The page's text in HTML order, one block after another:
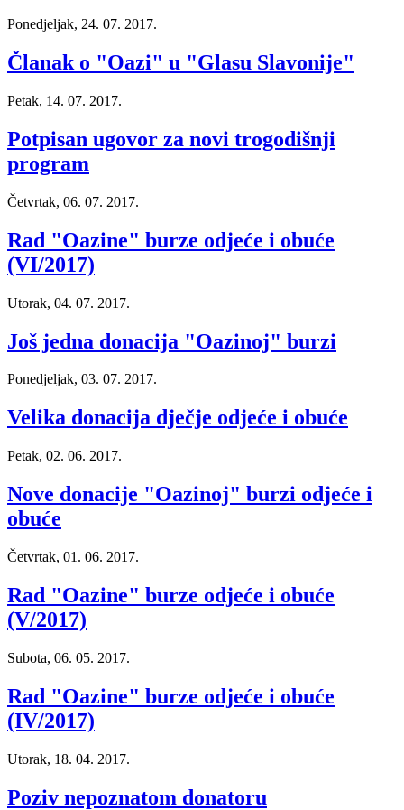
Ponedjeljak, 24. 07. 2017.
Članak o "Oazi" u "Glasu Slavonije"
Petak, 14. 07. 2017.
Potpisan ugovor za novi trogodišnji
program
Četvrtak, 06. 07. 2017.
Rad "Oazine" burze odjeće i obuće
(VI/2017)
Utorak, 04. 07. 2017.
Još jedna donacija "Oazinoj" burzi
Ponedjeljak, 03. 07. 2017.
Velika donacija dječje odjeće i obuće
Petak, 02. 06. 2017.
Nove donacije "Oazinoj" burzi odjeće i
obuće
Četvrtak, 01. 06. 2017.
Rad "Oazine" burze odjeće i obuće
(V/2017)
Subota, 06. 05. 2017.
Rad "Oazine" burze odjeće i obuće
(IV/2017)
Utorak, 18. 04. 2017.
Poziv nepoznatom donatoru